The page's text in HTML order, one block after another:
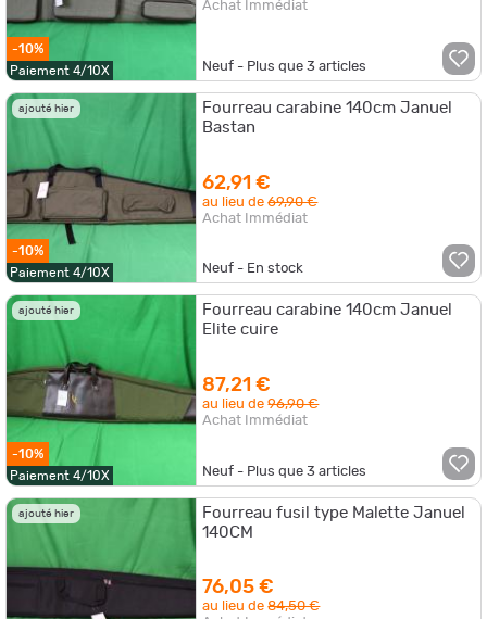
-10%
Paiement 4/10X
Achat Immédiat
Neuf - Plus que3 articles
ajouté hier
-10%
Paiement 4/10X
Fourreau carabine 140cm Januel
Bastan
62,91 €
au lieu de69,90 €
Achat Immédiat
Neuf - En stock
ajouté hier
-10%
Paiement 4/10X
Fourreau carabine 140cm Januel
Elite cuire
87,21 €
au lieu de96,90 €
Achat Immédiat
Neuf - Plus que3 articles
ajouté hier
Fourreau fusil type Malette Januel
140CM
76,05 €
au lieu de84,50 €